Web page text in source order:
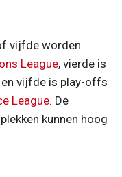
vijfde worden.
League, vierde is
en vijfde is play-offs
League. De
kunnen hoog